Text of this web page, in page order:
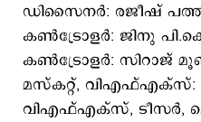
ഡിസൈനർ: രജീഷ്
കൺട്രോളർ: ജിനു
കൺട്രോളർ: സിറാജ്
മസ്കറ്റ്, വിഎഫ്എക്സ്:
വിഎഫ്എക്സ്, ടീസർ‍,